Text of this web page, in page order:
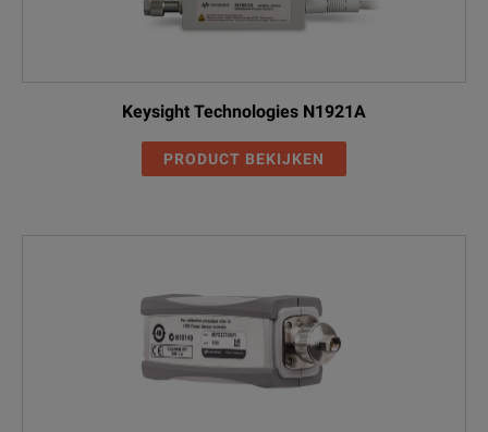
Keysight Technologies N1921A
PRODUCT BEKIJKEN